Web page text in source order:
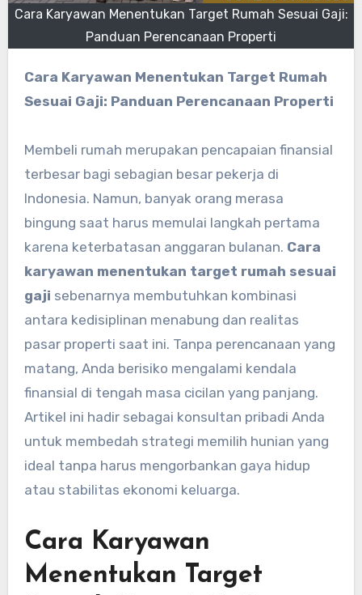
Cara Karyawan Menentukan Target Rumah Sesuai Gaji:
Panduan Perencanaan Properti
Cara Karyawan Menentukan Target Rumah
Sesuai Gaji: Panduan Perencanaan Properti
Membeli rumah merupakan pencapaian finansial
terbesar bagi sebagian besar pekerja di
Indonesia. Namun, banyak orang merasa
bingung saat harus memulai langkah pertama
karena keterbatasan anggaran bulanan. Cara
karyawan menentukan target rumah sesuai
gaji sebenarnya membutuhkan kombinasi
antara kedisiplinan menabung dan realitas
pasar properti saat ini. Tanpa perencanaan yang
matang, Anda berisiko mengalami kendala
finansial di tengah masa cicilan yang panjang.
Artikel ini hadir sebagai konsultan pribadi Anda
untuk membedah strategi memilih hunian yang
ideal tanpa harus mengorbankan gaya hidup
atau stabilitas ekonomi keluarga.
Cara Karyawan
Menentukan Target